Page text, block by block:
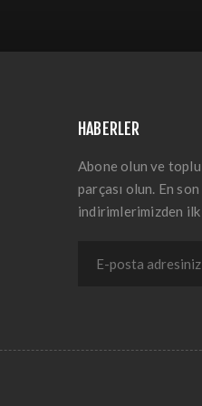
HABERLER
Abone olun ve
parçası olun. En
indirimlerimizden